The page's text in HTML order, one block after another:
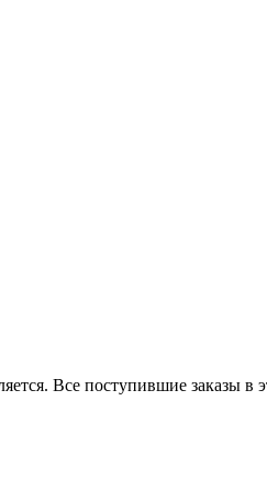
Все поступившие заказы